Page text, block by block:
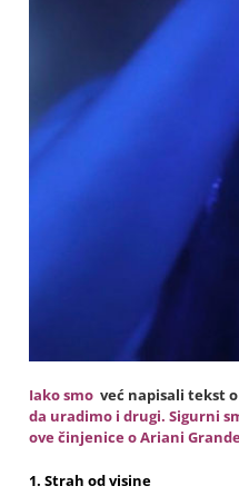
Iako smo već napisali tekst
da uradimo i drugi. Sigurni
ove činjenice o Ariani
1. Strah od visine